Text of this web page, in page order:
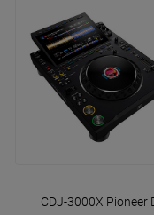
CDJ-3000X Pioneer